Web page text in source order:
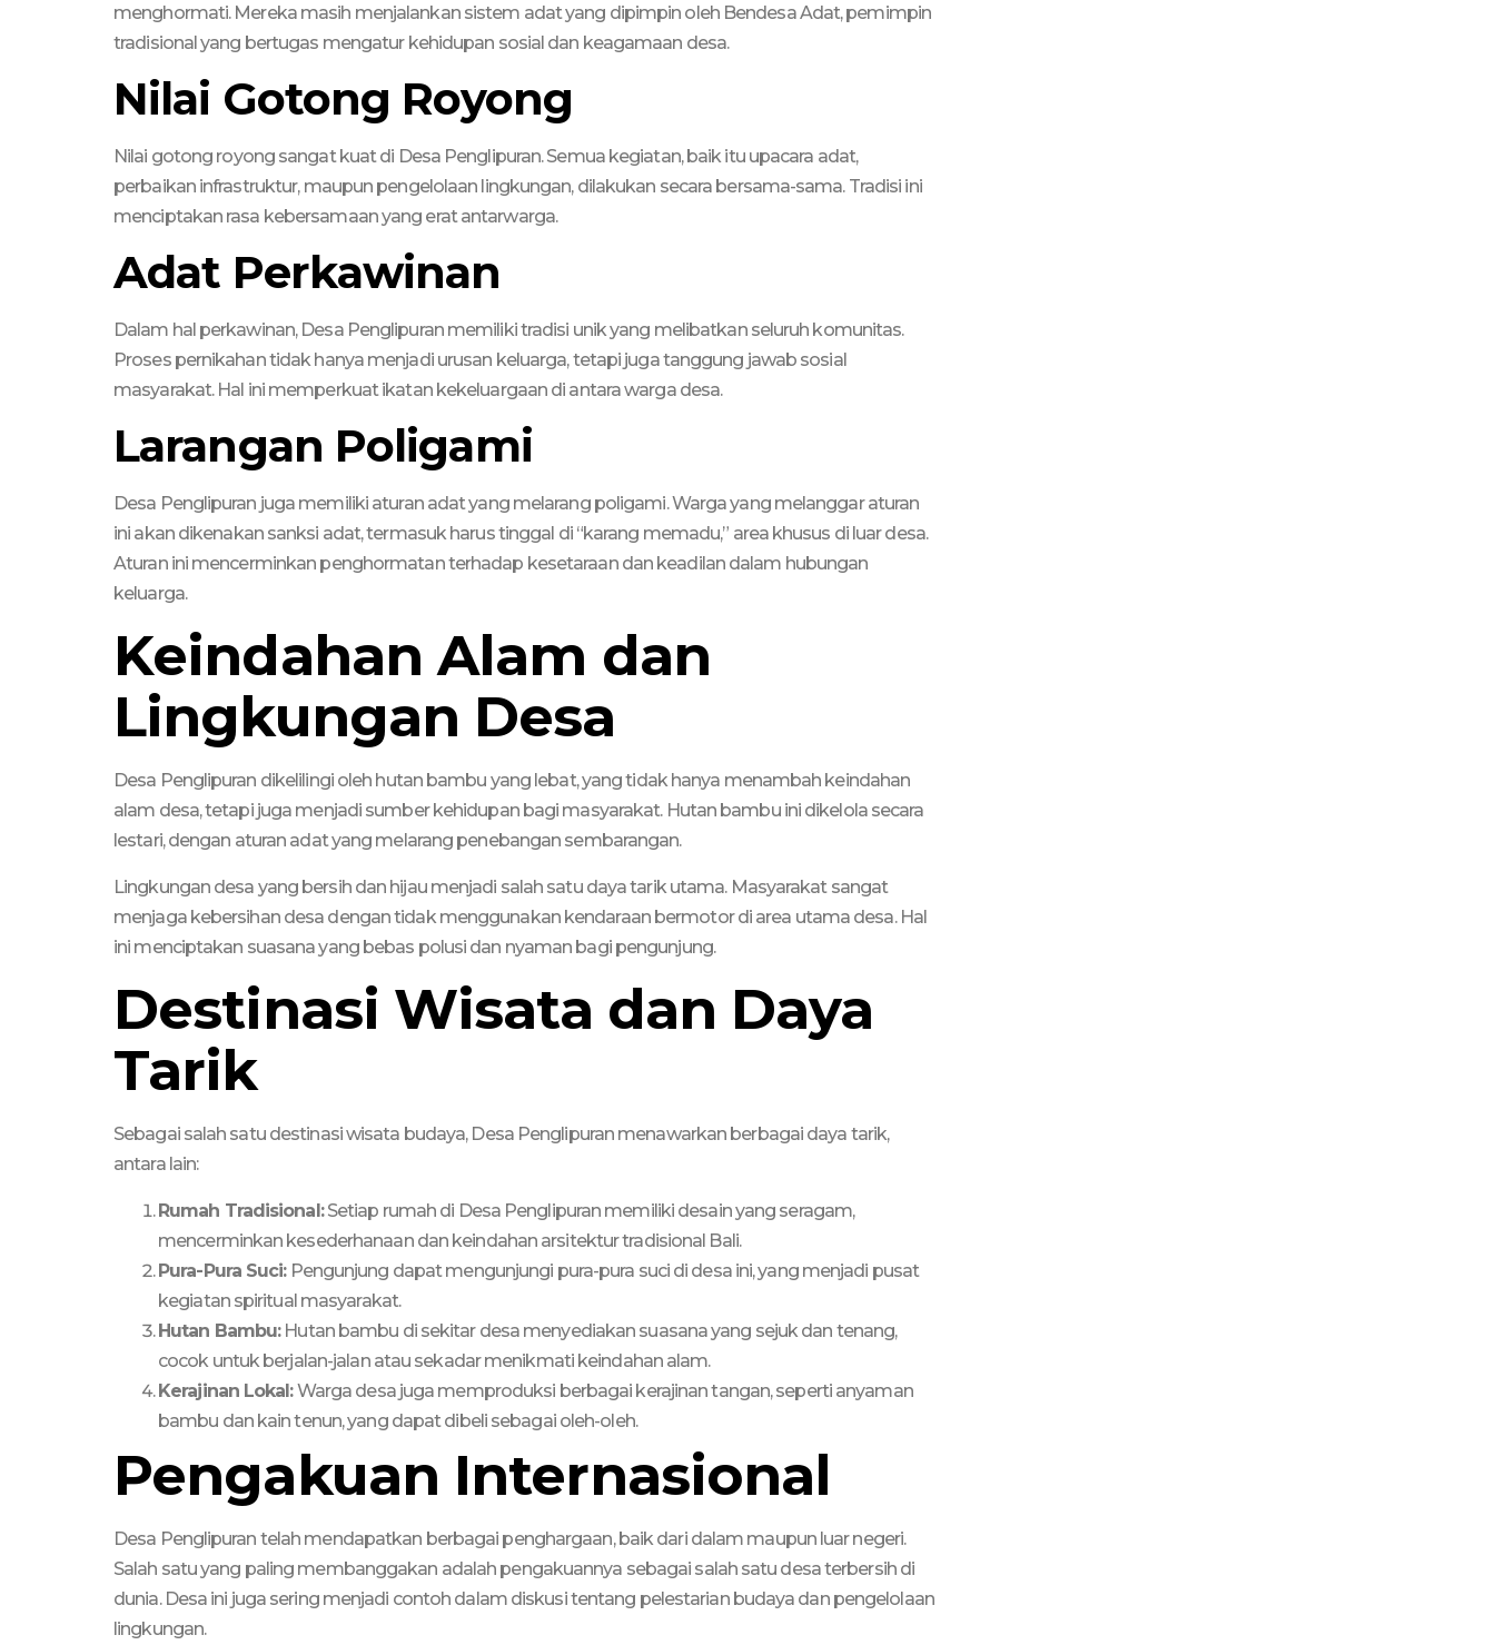
menghormati. Mereka masih menjalankan sistem adat yang dipimpin oleh Bendesa Adat, pemimpin
tradisional yang bertugas mengatur kehidupan sosial dan keagamaan desa.
Nilai Gotong Royong
Nilai gotong royong sangat kuat di Desa Penglipuran. Semua kegiatan, baik itu upacara adat,
perbaikan infrastruktur, maupun pengelolaan lingkungan, dilakukan secara bersama-sama. Tradisi ini
menciptakan rasa kebersamaan yang erat antarwarga.
Adat Perkawinan
Dalam hal perkawinan, Desa Penglipuran memiliki tradisi unik yang melibatkan seluruh komunitas.
Proses pernikahan tidak hanya menjadi urusan keluarga, tetapi juga tanggung jawab sosial
masyarakat. Hal ini memperkuat ikatan kekeluargaan di antara warga desa.
Larangan Poligami
Desa Penglipuran juga memiliki aturan adat yang melarang poligami. Warga yang melanggar aturan
ini akan dikenakan sanksi adat, termasuk harus tinggal di “karang memadu,” area khusus di luar desa.
Aturan ini mencerminkan penghormatan terhadap kesetaraan dan keadilan dalam hubungan
keluarga.
Keindahan Alam dan
Lingkungan Desa
Desa Penglipuran dikelilingi oleh hutan bambu yang lebat, yang tidak hanya menambah keindahan
alam desa, tetapi juga menjadi sumber kehidupan bagi masyarakat. Hutan bambu ini dikelola secara
lestari, dengan aturan adat yang melarang penebangan sembarangan.
Lingkungan desa yang bersih dan hijau menjadi salah satu daya tarik utama. Masyarakat sangat
menjaga kebersihan desa dengan tidak menggunakan kendaraan bermotor di area utama desa. Hal
ini menciptakan suasana yang bebas polusi dan nyaman bagi pengunjung.
Destinasi Wisata dan Daya
Tarik
Sebagai salah satu destinasi wisata budaya, Desa Penglipuran menawarkan berbagai daya tarik,
antara lain:
Rumah Tradisional:Setiap rumah di Desa Penglipuran memiliki desain yang seragam,
mencerminkan kesederhanaan dan keindahan arsitektur tradisional Bali.
Pura-Pura Suci:Pengunjung dapat mengunjungi pura-pura suci di desa ini, yang menjadi pusat
kegiatan spiritual masyarakat.
Hutan Bambu:Hutan bambu di sekitar desa menyediakan suasana yang sejuk dan tenang,
cocok untuk berjalan-jalan atau sekadar menikmati keindahan alam.
Kerajinan Lokal:Warga desa juga memproduksi berbagai kerajinan tangan, seperti anyaman
bambu dan kain tenun, yang dapat dibeli sebagai oleh-oleh.
Pengakuan Internasional
Desa Penglipuran telah mendapatkan berbagai penghargaan, baik dari dalam maupun luar negeri.
Salah satu yang paling membanggakan adalah pengakuannya sebagai salah satu desa terbersih di
dunia. Desa ini juga sering menjadi contoh dalam diskusi tentang pelestarian budaya dan pengelolaan
lingkungan.